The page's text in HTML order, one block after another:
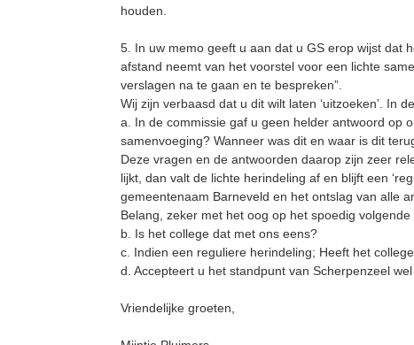
houden.
5. In uw memo geeft u aan dat u GS erop wijst dat
afstand neemt van het voorstel voor een lichte
verslagen na te gaan en te bespreken”.
Wij zijn verbaasd dat u dit wilt laten ‘uitzoeken’. In
a. In de commissie gaf u geen helder antwoord op
samenvoeging? Wanneer was dit en waar is dit
Deze vragen en de antwoorden daarop zijn zeer
lijkt, dan valt de lichte herindeling af en blijft een
gemeentenaam Barneveld en het ontslag van alle
Belang, zeker met het oog op het spoedig
b. Is het college dat met ons eens?
c. Indien een reguliere herindeling; Heeft het
d. Accepteert u het standpunt van Scherpenzeel
Vriendelijke groeten,